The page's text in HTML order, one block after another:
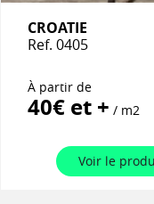
CROATIE
Ref. 0405
À partir de
40€ et + / m2
Voir le